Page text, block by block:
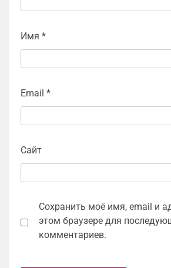
Имя *
Email *
Сайт
Сохранить моё имя, email и
этом браузере для
комментариев.